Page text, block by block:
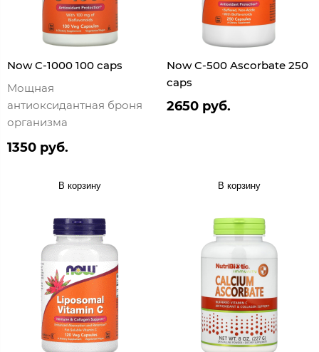
Now C-1000 100 caps
Мощная
антиоксидантная броня
организма
1350 руб.
В корзину
Now C-500 Ascorbate 250
caps
2650 руб.
В корзину